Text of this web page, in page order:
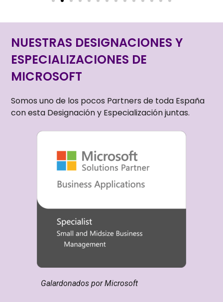
NUESTRAS DESIGNACIONES Y
ESPECIALIZACIONES DE
MICROSOFT
Somos uno de los pocos Partners de toda España
con esta Designación y Especialización juntas.
Galardonados por Microsoft